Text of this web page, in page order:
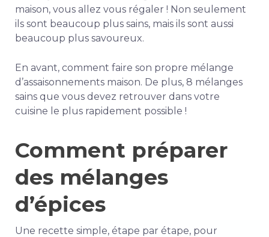
maison, vous allez vous régaler ! Non seulement
ils sont beaucoup plus sains, mais ils sont aussi
beaucoup plus savoureux.
En avant, comment faire son propre mélange
d’assaisonnements maison. De plus, 8 mélanges
sains que vous devez retrouver dans votre
cuisine le plus rapidement possible !
Comment préparer
des mélanges
d’épices
Une recette simple, étape par étape, pour